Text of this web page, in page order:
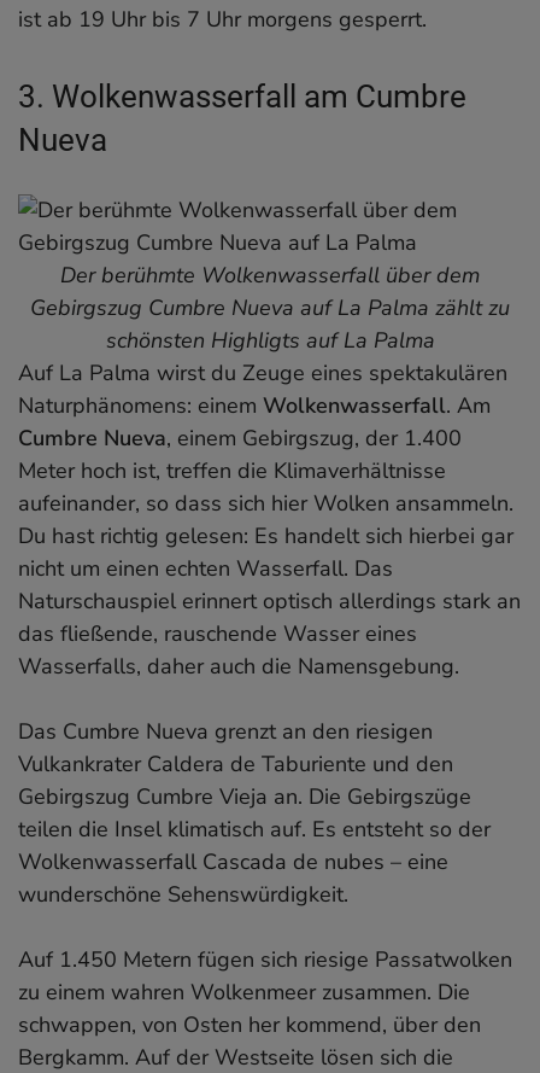
ist ab 19 Uhr bis 7 Uhr morgens gesperrt.
3. Wolkenwasserfall am Cumbre
Nueva
Der berühmte Wolkenwasserfall über dem
Gebirgszug Cumbre Nueva auf La Palma zählt zu
schönsten Highligts auf La Palma
Auf La Palma wirst du Zeuge eines spektakulären
Naturphänomens: einem Wolkenwasserfall. Am
Cumbre Nueva, einem Gebirgszug, der 1.400
Meter hoch ist, treffen die Klimaverhältnisse
aufeinander, so dass sich hier Wolken ansammeln.
Du hast richtig gelesen: Es handelt sich hierbei gar
nicht um einen echten Wasserfall. Das
Naturschauspiel erinnert optisch allerdings stark an
das fließende, rauschende Wasser eines
Wasserfalls, daher auch die Namensgebung.
Das Cumbre Nueva grenzt an den riesigen
Vulkankrater Caldera de Taburiente und den
Gebirgszug Cumbre Vieja an. Die Gebirgszüge
teilen die Insel klimatisch auf. Es entsteht so der
Wolkenwasserfall Cascada de nubes – eine
wunderschöne Sehenswürdigkeit.
Auf 1.450 Metern fügen sich riesige Passatwolken
zu einem wahren Wolkenmeer zusammen. Die
schwappen, von Osten her kommend, über den
Bergkamm. Auf der Westseite lösen sich die